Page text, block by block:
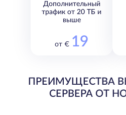
Дополнительный
трафик от 20 ТБ и
выше
от € 19
ПРЕИМУЩЕСТВА
СЕРВЕРА ОТ